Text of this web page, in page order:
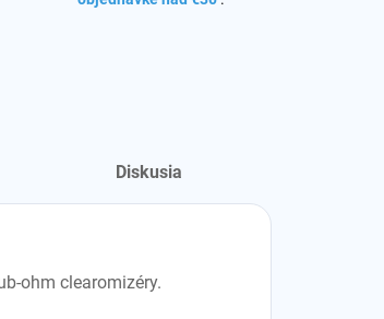
Diskusia
ohm clearomizéry.